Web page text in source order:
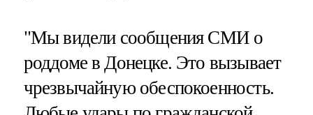
"Мы видели сообщения СМИ о
роддоме в Донецке. Это вызывает
чрезвычайную обеспокоенность.